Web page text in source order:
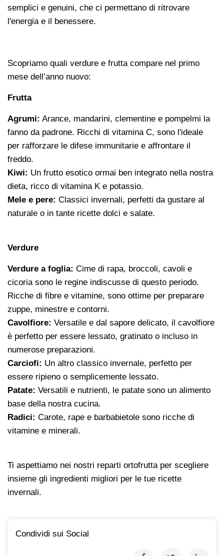
semplici e genuini, che ci permettano di ritrovare
l'energia e il benessere.
Scopriamo quali verdure e frutta compare nel primo
mese dell’anno nuovo:
Frutta
Agrumi: Arance, mandarini, clementine e pompelmi la
fanno da padrone. Ricchi di vitamina C, sono l'ideale
per rafforzare le difese immunitarie e affrontare il
freddo.
Kiwi: Un frutto esotico ormai ben integrato nella nostra
dieta, ricco di vitamina K e potassio.
Mele e pere: Classici invernali, perfetti da gustare al
naturale o in tante ricette dolci e salate.
Verdure
Verdure a foglia: Cime di rapa, broccoli, cavoli e
cicoria sono le regine indiscusse di questo periodo.
Ricche di fibre e vitamine, sono ottime per preparare
zuppe, minestre e contorni.
Cavolfiore: Versatile e dal sapore delicato, il cavolfiore
è perfetto per essere lessato, gratinato o incluso in
numerose preparazioni.
Carciofi: Un altro classico invernale, perfetto per
essere ripieno o semplicemente lessato.
Patate: Versatili e nutrienti, le patate sono un alimento
base della nostra cucina.
Radici: Carote, rape e barbabietole sono ricche di
vitamine e minerali.
Ti aspettiamo nei nostri reparti ortofrutta per scegliere
insieme gli ingredienti migliori per le tue ricette
invernali.
Condividi sui Social